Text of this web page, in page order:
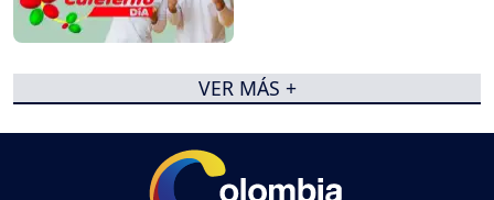
VER MÁS +